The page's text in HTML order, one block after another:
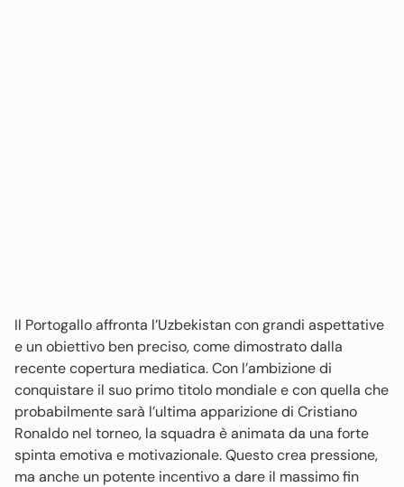
Il Portogallo affronta l’Uzbekistan con grandi aspettative
e un obiettivo ben preciso, come dimostrato dalla
recente copertura mediatica. Con l’ambizione di
conquistare il suo primo titolo mondiale e con quella che
probabilmente sarà l’ultima apparizione di Cristiano
Ronaldo nel torneo, la squadra è animata da una forte
spinta emotiva e motivazionale. Questo crea pressione,
ma anche un potente incentivo a dare il massimo fin